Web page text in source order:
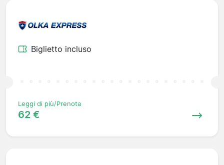
Biglietto incluso
Leggi di più/Prenota
62 €